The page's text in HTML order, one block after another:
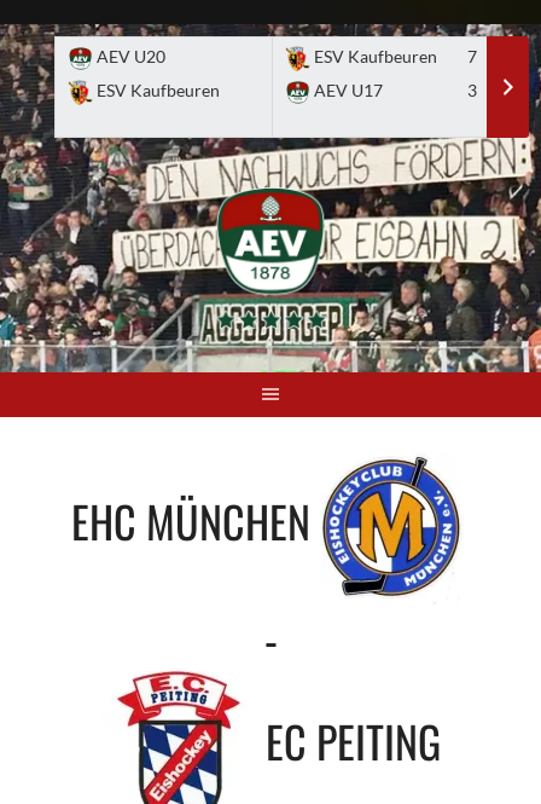
to
content
AEV U20
ESV Kaufbeuren
ESV Kaufbeuren
7
AEV U17
3
EHC MÜNCHEN
-
EC PEITING